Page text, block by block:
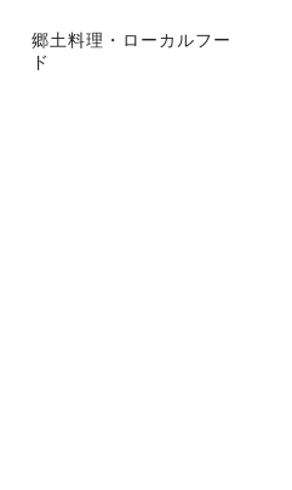
郷土料理・ローカルフー
ド